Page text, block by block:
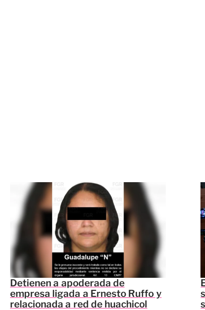
Detienen a apoderada de
empresa ligada a Ernesto Ruffo y
relacionada a red de huachicol